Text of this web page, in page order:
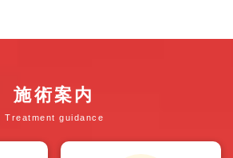
施術案内
Treatment guidance